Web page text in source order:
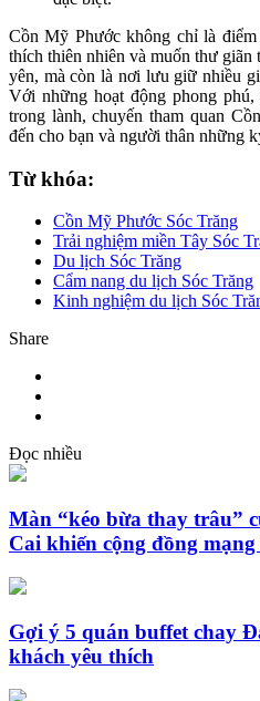
Cồn Mỹ Phước không chỉ là
thích thiên nhiên và muốn thư
yên, mà còn là nơi lưu giữ nhiều
Với những hoạt động phong
trong lành, chuyến tham quan
đến cho bạn và người thân những
Từ khóa:
Cồn Mỹ Phước Sóc Trăng
Trải nghiệm miền Tây Sóc
Du lịch Sóc Trăng
Cẩm nang du lịch Sóc Trăng
Kinh nghiệm du lịch Sóc
Share
Đọc nhiều
Màn “kéo bừa thay trâu”
Cai khiến cộng đồng
Gợi ý 5 quán buffet chay
khách yêu thích